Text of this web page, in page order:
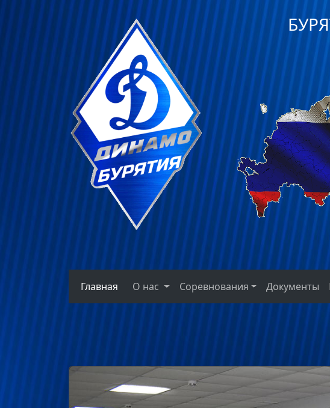
Главная О нас Соревнования Документы